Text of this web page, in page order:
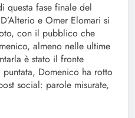
questa fase finale del
e Omer Elomari si
con il pubblico che
almeno nelle ultime
è stato il fronte
Domenico ha rotto
social: parole misurate,